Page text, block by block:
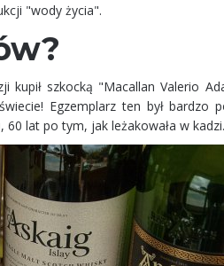
"wody życia".
kupił szkocką "Macallan Valerio
Egzemplarz ten był bardzo
lat po tym, jak leżakowała w kadzi.